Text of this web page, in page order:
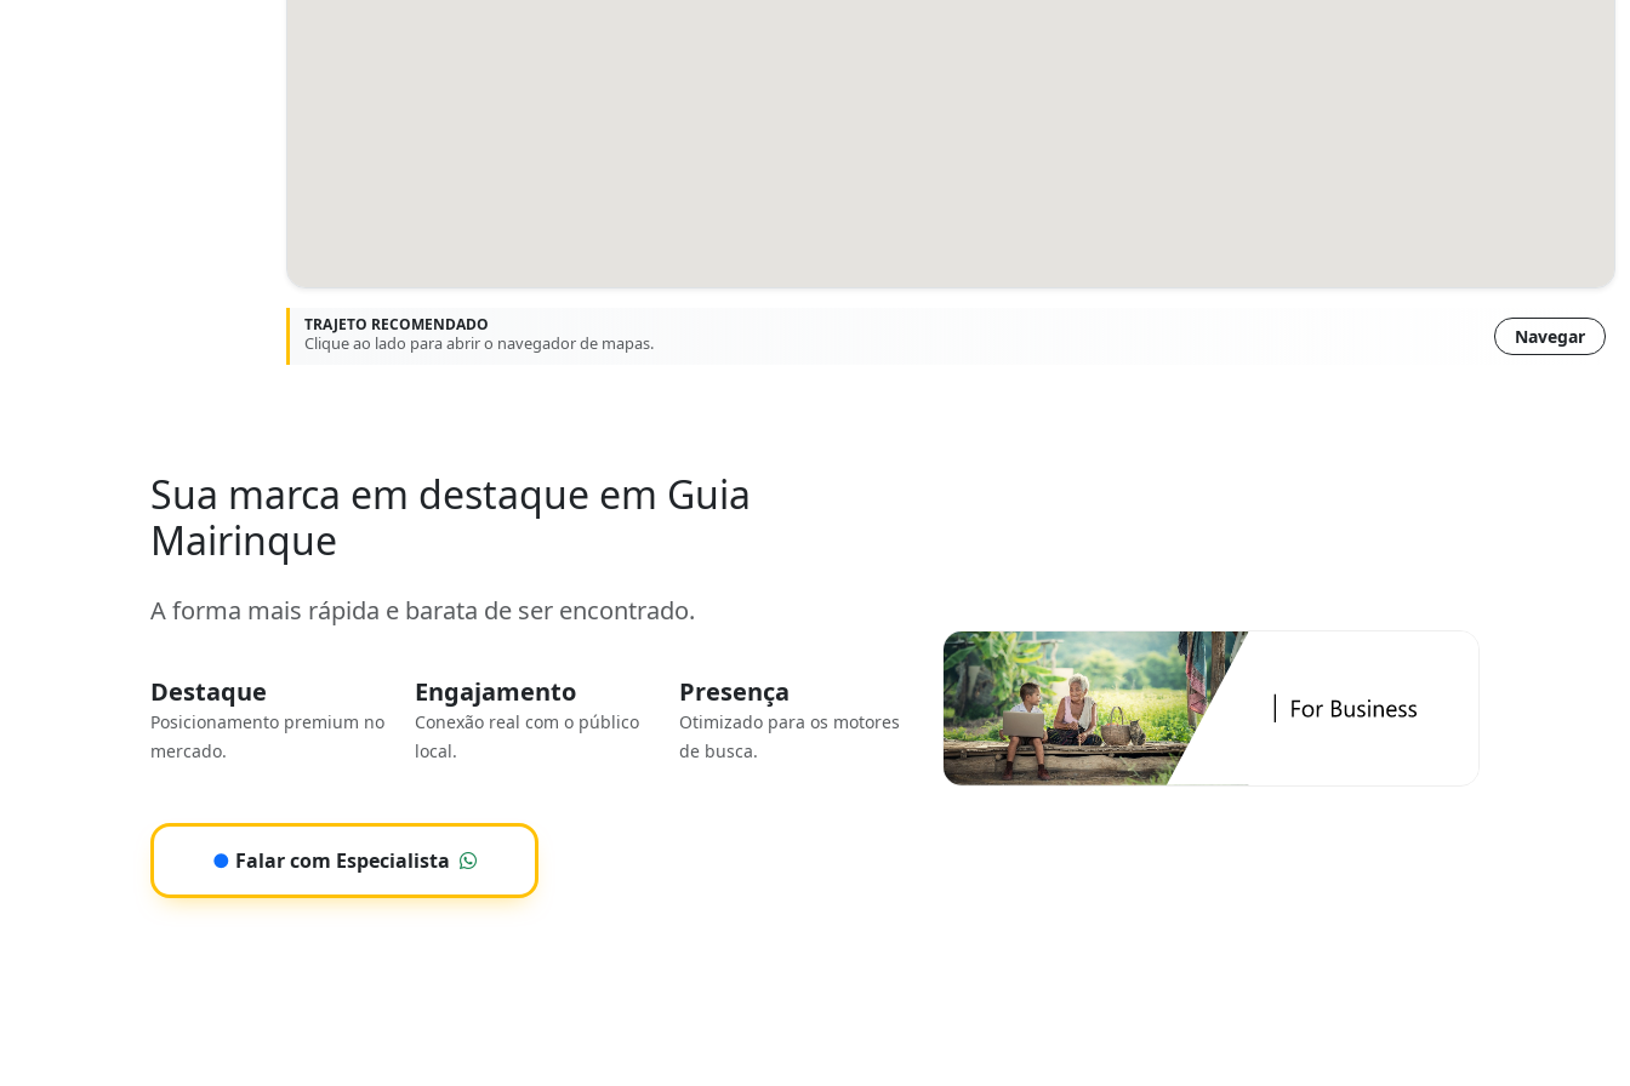
TRAJETO RECOMENDADO
Clique ao lado para abrir o navegador de mapas. Navegar
Sua marca em destaque em Guia
Mairinque
A forma mais rápida e barata de ser encontrado.
Destaque
Posicionamento premium no
mercado.
Engajamento
Conexão real com o público
local.
Presença
Otimizado para os motores
de busca.
● Falar com Especialista